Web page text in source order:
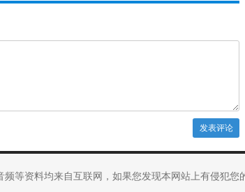
等资料均来自互联网，如果您发现本网站上有侵犯